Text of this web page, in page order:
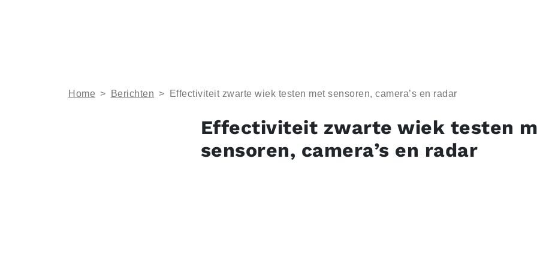
Home > Berichten > Effectiviteit zwarte wiek testen met sensoren, camera’s en radar
Effectiviteit zwarte wiek testen
sensoren, camera’s en radar